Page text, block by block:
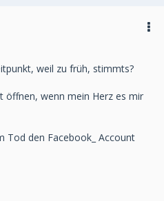
weil zu früh, stimmts?
öffnen, wenn mein Herz es mir
Tod den Facebook_ Account